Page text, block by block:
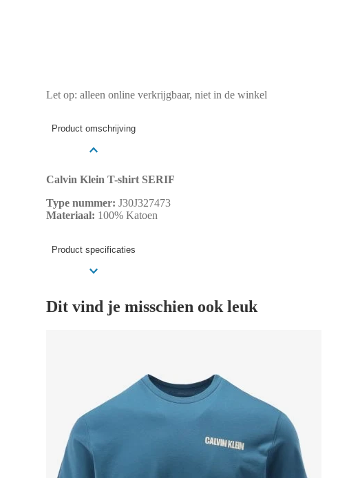
Let op: alleen online verkrijgbaar, niet in de winkel
Product omschrijving
Calvin Klein T-shirt SERIF
Type nummer: J30J327473
Materiaal: 100% Katoen
Product specificaties
Dit vind je misschien ook leuk